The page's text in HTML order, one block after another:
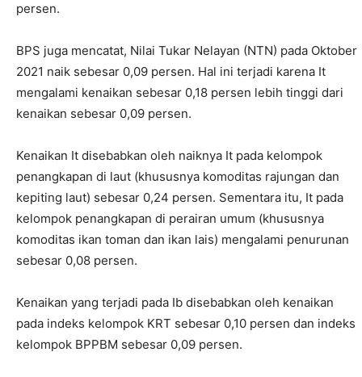
persen.
BPS juga mencatat, Nilai Tukar Nelayan (NTN) pada Oktober
2021 naik sebesar 0,09 persen. Hal ini terjadi karena It
mengalami kenaikan sebesar 0,18 persen lebih tinggi dari
kenaikan sebesar 0,09 persen.
Kenaikan It disebabkan oleh naiknya It pada kelompok
penangkapan di laut (khususnya komoditas rajungan dan
kepiting laut) sebesar 0,24 persen. Sementara itu, It pada
kelompok penangkapan di perairan umum (khususnya
komoditas ikan toman dan ikan lais) mengalami penurunan
sebesar 0,08 persen.
Kenaikan yang terjadi pada Ib disebabkan oleh kenaikan
pada indeks kelompok KRT sebesar 0,10 persen dan indeks
kelompok BPPBM sebesar 0,09 persen.